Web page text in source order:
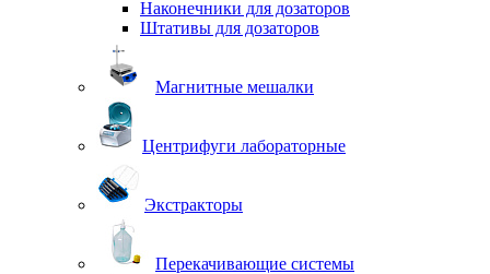
Наконечники для дозаторов
Штативы для дозаторов
Магнитные мешалки
Центрифуги лабораторные
Экстракторы
Перекачивающие системы